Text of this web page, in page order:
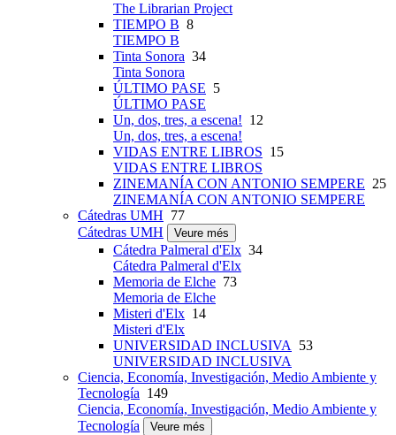
The Librarian Project
TIEMPO B 8
TIEMPO B
Tinta Sonora 34
Tinta Sonora
ÚLTIMO PASE 5
ÚLTIMO PASE
Un, dos, tres, a escena! 12
Un, dos, tres, a escena!
VIDAS ENTRE LIBROS 15
VIDAS ENTRE LIBROS
ZINEMANÍA CON ANTONIO SEMPERE 25
ZINEMANÍA CON ANTONIO SEMPERE
Cátedras UMH 77
Cátedras UMH
Veure més
Cátedra Palmeral d'Elx 34
Cátedra Palmeral d'Elx
Memoria de Elche 73
Memoria de Elche
Misteri d'Elx 14
Misteri d'Elx
UNIVERSIDAD INCLUSIVA 53
UNIVERSIDAD INCLUSIVA
Ciencia, Economía, Investigación, Medio Ambiente y
Tecnología 149
Ciencia, Economía, Investigación, Medio Ambiente y
Tecnología
Veure més